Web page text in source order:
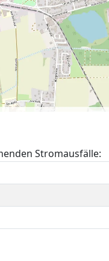
Stromausfälle: